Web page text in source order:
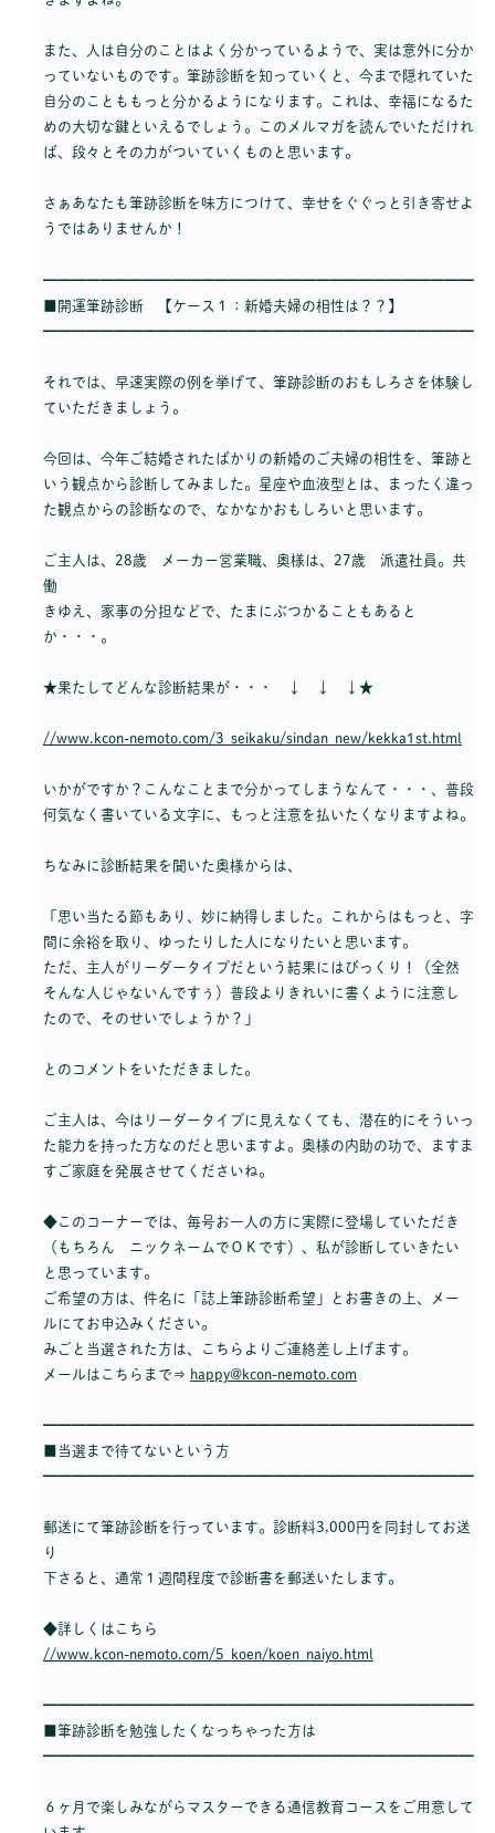
また、人は自分のことはよく分かっているようで、実は意外に分か
っていないものです。筆跡診断を知っていくと、今まで隠れていた
自分のことももっと分かるようになります。これは、幸福になるた
めの大切な鍵といえるでしょう。このメルマガを読んでいただけれ
ば、段々とその力がついていくものと思います。
さぁあなたも筆跡診断を味方につけて、幸せをぐぐっと引き寄せよ
うではありませんか！
━━━━━━━━━━━━━━━━━━━━━━━━━━━━━━
■開運筆跡診断 【ケース１：新婚夫婦の相性は？？】
━━━━━━━━━━━━━━━━━━━━━━━━━━━━━━
それでは、早速実際の例を挙げて、筆跡診断のおもしろさを体験し
ていただきましょう。
今回は、今年ご結婚されたばかりの新婚のご夫婦の相性を、筆跡と
いう観点から診断してみました。星座や血液型とは、まったく違っ
た観点からの診断なので、なかなかおもしろいと思います。
ご主人は、28歳 メーカー営業職、奥様は、27歳 派遣社員。共
働
きゆえ、家事の分担などで、たまにぶつかることもあると
か・・・。
★果たしてどんな診断結果が・・・ ↓ ↓ ↓★
//www.kcon-nemoto.com/3_seikaku/sindan_new/kekka1st.html
いかがですか？こんなことまで分かってしまうなんて・・・、普段
何気なく書いている文字に、もっと注意を払いたくなりますよね。
ちなみに診断結果を聞いた奥様からは、
「思い当たる節もあり、妙に納得しました。これからはもっと、字
間に余裕を取り、ゆったりした人になりたいと思います。
ただ、主人がリーダータイプだという結果にはびっくり！（全然
そんな人じゃないんですぅ）普段よりきれいに書くように注意し
たので、そのせいでしょうか？」
とのコメントをいただきました。
ご主人は、今はリーダータイプに見えなくても、潜在的にそういっ
た能力を持った方なのだと思いますよ。奥様の内助の功で、ますま
すご家庭を発展させてくださいね。
◆このコーナーでは、毎号お一人の方に実際に登場していただき
（もちろん ニックネームでＯＫです）、私が診断していきたい
と思っています。
ご希望の方は、件名に「誌上筆跡診断希望」とお書きの上、メー
ルにてお申込みください。
みごと当選された方は、こちらよりご連絡差し上げます。
メールはこちらまで⇒ happy@kcon-nemoto.com
━━━━━━━━━━━━━━━━━━━━━━━━━━━━━━
■当選まで待てないという方
━━━━━━━━━━━━━━━━━━━━━━━━━━━━━━
郵送にて筆跡診断を行っています。診断料3,000円を同封してお送
り
下さると、通常１週間程度で診断書を郵送いたします。
◆詳しくはこちら
//www.kcon-nemoto.com/5_koen/koen_naiyo.html
━━━━━━━━━━━━━━━━━━━━━━━━━━━━━━
■筆跡診断を勉強したくなっちゃった方は
━━━━━━━━━━━━━━━━━━━━━━━━━━━━━━
６ヶ月で楽しみながらマスターできる通信教育コースをご用意して